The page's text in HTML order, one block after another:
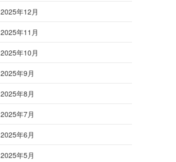
2025年12月
2025年11月
2025年10月
2025年9月
2025年8月
2025年7月
2025年6月
2025年5月